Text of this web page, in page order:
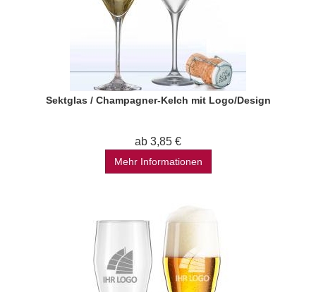
Sektglas / Champagner-Kelch mit Logo/Design
ab 3,85 €
Mehr Informationen